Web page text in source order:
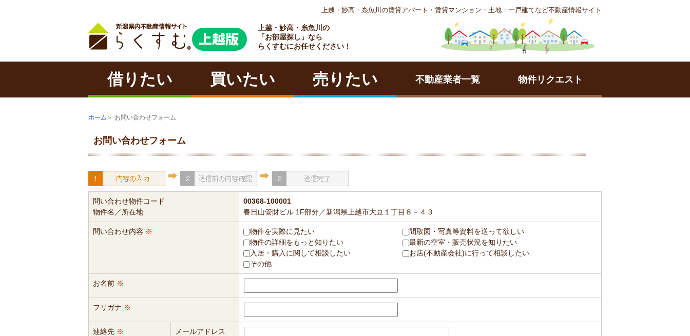
上越・妙高・糸魚川の賃貸アパート・賃貸マンション・土地・一戸建てなど不動産情報サイト
ラクチン
上越・妙高・糸魚川の
「お部屋探し」なら
らくすむにお任せください！
借りたい 買いたい 売りたい 不動産業者一覧 物件リクエスト
ホーム ＞ お問い合わせフォーム
お問い合わせフォーム
問い合わせ物件コード
物件名／所在地
00368-100001
春日山管財ビル 1F部分／新潟県上越市大豆１丁目８－４３
問い合わせ内容 ※ 物件を実際に見たい
間取図・写真等資料を送って欲しい
物件の詳細をもっと知りたい
最新の空室・販売状況を知りたい
入居・購入に関して相談したい
お店(不動産会社)に行って相談したい
その他
お名前 ※
フリガナ ※
連絡先 ※
メールアドレス